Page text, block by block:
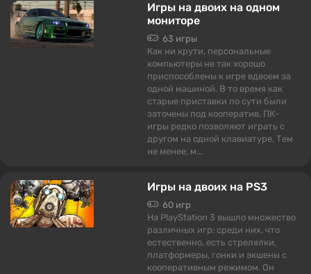
Игры на двоих на одном
мониторе
63 игры
Как ни крути, персональные
компьютеры не так хорошо
приспособлены к игре вдвоем за
одной машиной. В то время как
старые приставки по сути были
заточены под кооператив, ПК-
игры редко позволяют играть с
другом на одной клавиатуре. Тем
не менее, м...
Игры на двоих на PS3
60 игр
На PlayStation 3 вышло множество
различных игр: среди них, что
естественно, есть стрелялки,
платформеры, гонки и экшены с
кооперативным режимом. Он